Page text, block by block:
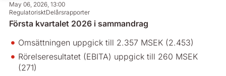
May 06, 2026, 13:00
RegulatorisktDelårsrapporter
Första kvartalet 2026 i sammandrag
Omsättningen uppgick till 2.357 MSEK (2.453)
Rörelseresultatet (EBITA) uppgick till 260 MSEK
(271)